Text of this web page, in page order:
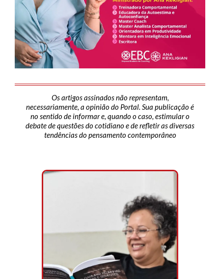
Os artigos assinados não representam,
necessariamente, a opinião do Portal. Sua publicação é
no sentido de informar e, quando o caso, estimular o
debate de questões do cotidiano e de refletir as diversas
tendências do pensamento contemporâneo